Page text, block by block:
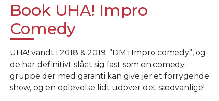
Book UHA! Impro
Comedy
UHA! vandt i 2018 & 2019 ”DM i Impro comedy”, og
de har definitivt slået sig fast som en comedy-
gruppe der med garanti kan give jer et forrygende
show, og en oplevelse lidt udover det sædvanlige!